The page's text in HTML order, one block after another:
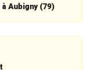
Aubigny (79)